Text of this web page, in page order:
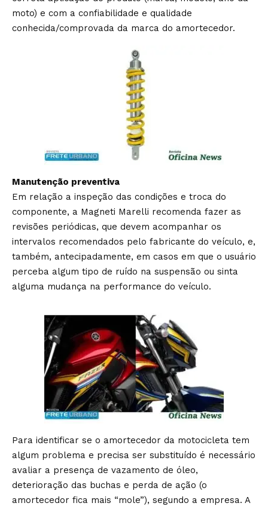
moto) e com a confiabilidade e qualidade
conhecida/comprovada da marca do amortecedor.
Manutenção preventiva
Em relação a inspeção das condições e troca do
componente, a Magneti Marelli recomenda fazer as
revisões periódicas, que devem acompanhar os
intervalos recomendados pelo fabricante do veículo, e,
também, antecipadamente, em casos em que o usuário
perceba algum tipo de ruído na suspensão ou sinta
alguma mudança na performance do veículo.
Para identificar se o amortecedor da motocicleta tem
algum problema e precisa ser substituído é necessário
avaliar a presença de vazamento de óleo,
deterioração das buchas e perda de ação (o
amortecedor fica mais “mole”), segundo a empresa. A